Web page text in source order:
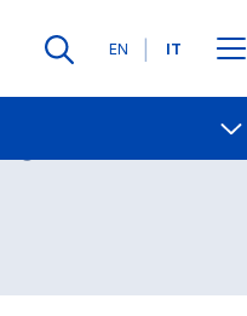
Lingue
EN IT
Contatti
Open